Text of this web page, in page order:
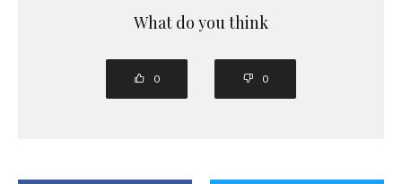
What do you think
0 0